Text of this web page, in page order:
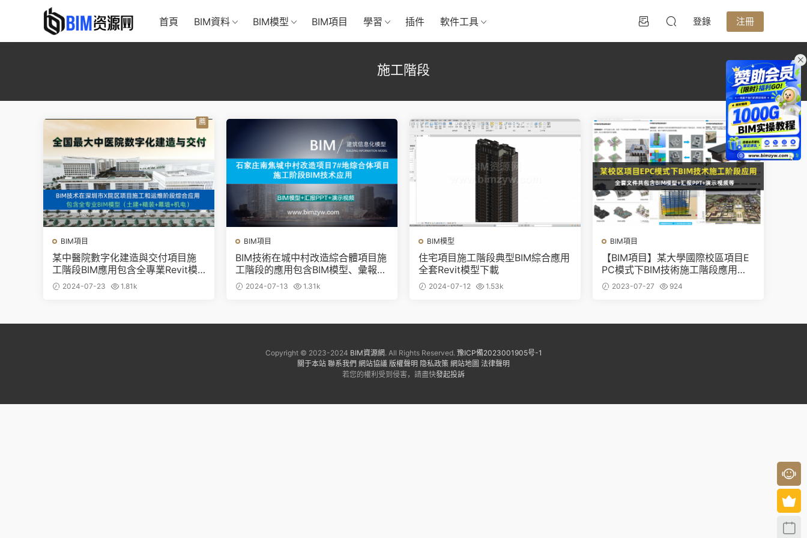
首頁 BIM資料 BIM模型 BIM項目 學習 插件 軟件工具 登錄 注冊
施工階段
BIM項目
某中醫院數字化建造與交付項目施
工階段BIM應用包含全專業Revit模
型（土建+精裝+幕牆+機電）+彙報
PPT
2024-07-23 1.81k
薦
BIM項目
BIM技術在城中村改造綜合體項目施
工階段的應用包含BIM模型、彙報P
PT及演示視頻等
2024-07-13 1.31k
BIM模型
住宅項目施工階段典型BIM綜合應用
全套Revit模型下載
2024-07-12 1.53k
BIM項目
【BIM項目】某大學國際校區項目E
PC模式下BIM技術施工階段應用
（全套文件共包含BIM模型+彙報PP
T+演示視頻等）
2023-07-27 924
Copyright © 2023-2024 BIM資源網. All Rights Reserved. 豫ICP備2023001905号-1
關于本站 聯系我們 網站協議 版權聲明 隐私政策 網站地圖 法律聲明
若您的權利受到侵害，請盡快發起投訴